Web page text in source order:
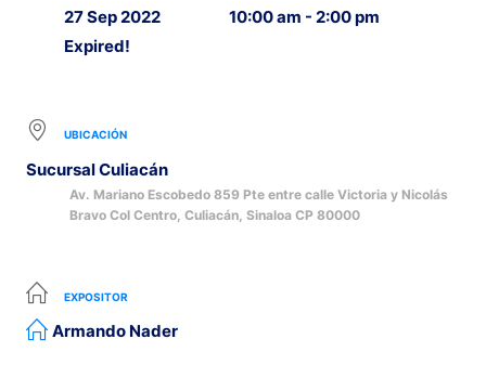
27 Sep 2022
Expired!
10:00 am - 2:00 pm
UBICACIÓN
Sucursal Culiacán
Av. Mariano Escobedo 859 Pte entre calle Victoria y Nicolás
Bravo Col Centro, Culiacán, Sinaloa CP 80000
EXPOSITOR
Armando Nader